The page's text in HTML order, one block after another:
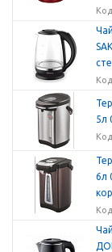
5л
6л